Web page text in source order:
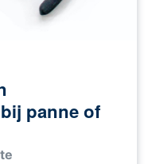
panne of